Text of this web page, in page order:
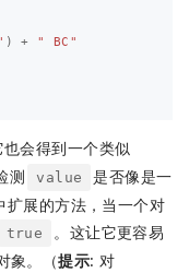
) +
" BC"
会得到一个类似
测
value
是否像是一
展的方法，当一个对
true
。这让它更容易
象。（提示: 对